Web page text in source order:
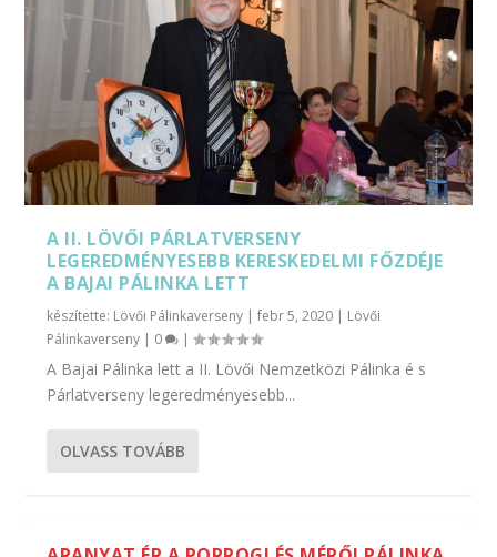
A II. LÖVŐI PÁRLATVERSENY
LEGEREDMÉNYESEBB KERESKEDELMI FŐZDÉJE
A BAJAI PÁLINKA LETT
készítette: Lövői Pálinkaverseny |febr 5, 2020 | Lövői
Pálinkaverseny | 0 |
​A Bajai Pálinka lett a II. Lövői Nemzetközi Pálinka é s
Párlatverseny legeredményesebb...
OLVASS TOVÁBB